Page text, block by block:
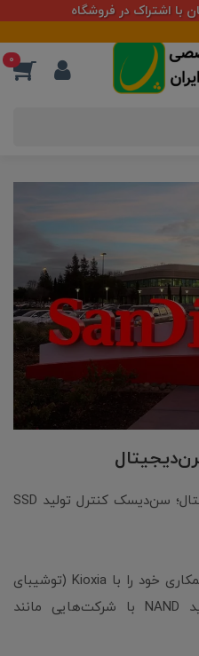
با اشتراک در فروشگاه
0
پایان یک دوران برای وسترن‌دیجیتال؛ سن‌دیسک کنترل تولید SSD
انتظار می‌رود که سن‌دیسک یا همکاری خود را با Kioxia (توشیبای
سابق) ادامه دهد یا برای تولید NAND با شرکت‌هایی مانند